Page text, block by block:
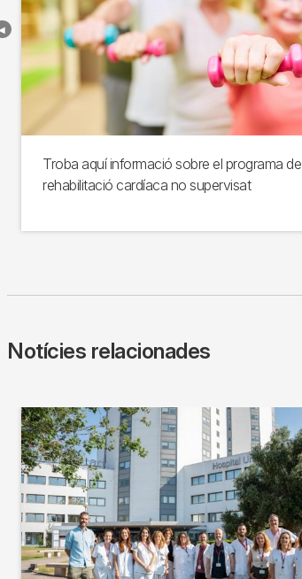
Troba aquí informació sobre el programa de
rehabilitació cardíaca no supervisat
Notícies relacionades